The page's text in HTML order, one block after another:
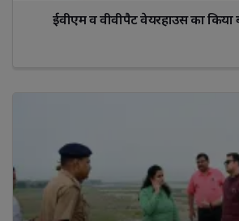
ईवीएम व वीवीपैट वेयरहाउस का किया